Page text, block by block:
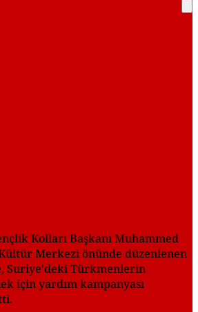
Kolları Başkanı Muhammed
Merkezi önünde düzenlenen
Suriye'deki Türkmenlerin
için yardım kampanyası